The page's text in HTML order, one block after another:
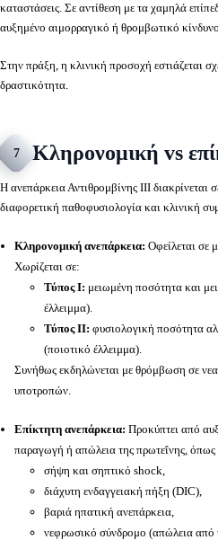
καταστάσεις. Σε αντίθεση με τα χαμηλά
αυξημένο αιμορραγικό ή θρομβωτικό
Στην πράξη, η κλινική προσοχή εστιάζεται
δραστικότητα.
7 Κληρονομική vs
Η ανεπάρκεια Αντιθρομβίνης ΙΙΙ διακρίνεται
διαφορετική παθοφυσιολογία και κλινική
Κληρονομική ανεπάρκεια: Οφείλεται σε
Χωρίζεται σε:
Τύπος Ι: μειωμένη ποσότητα και
έλλειμμα).
Τύπος ΙΙ: φυσιολογική ποσότητα
(ποιοτικό έλλειμμα).
Συνήθως εκδηλώνεται με θρόμβωση σε
υποτροπών.
Επίκτητη ανεπάρκεια: Προκύπτει από
παραγωγή ή απώλεια της πρωτεΐνης, όπως
σήψη και σηπτικό shock,
διάχυτη ενδαγγειακή πήξη (DIC),
βαριά ηπατική ανεπάρκεια,
νεφρωσικό σύνδρομο (απώλεια από